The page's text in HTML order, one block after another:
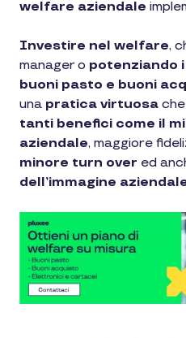
welfare aziendale
Investire nel welfare,
manager o potenziando
buoni pasto e buoni
una pratica virtuosa
tanti benefici come il
aziendale, maggiore
minore turn over ed
dell’immagine